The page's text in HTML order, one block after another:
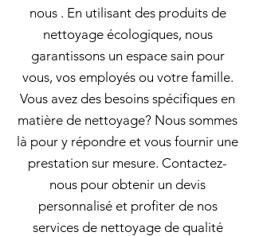
nous . En utilisant des produits de
nettoyage écologiques, nous
garantissons un espace sain pour
vous, vos employés ou votre famille.
Vous avez des besoins spécifiques en
matière de nettoyage? Nous sommes
là pour y répondre et vous fournir une
prestation sur mesure. Contactez-
nous pour obtenir un devis
personnalisé et profiter de nos
services de nettoyage de qualité